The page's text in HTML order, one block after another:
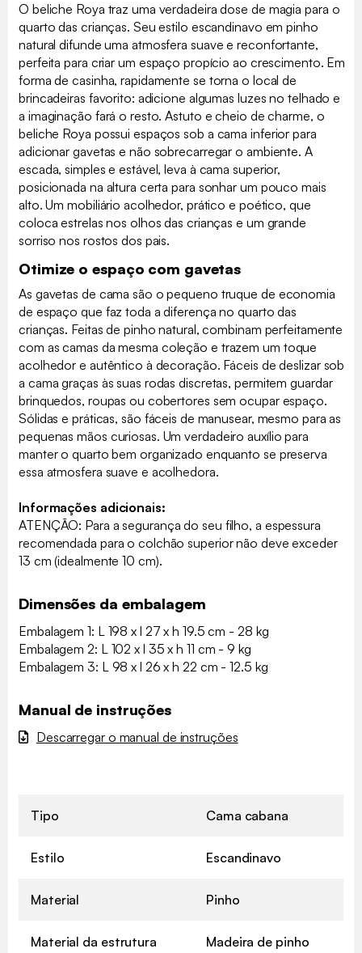
O beliche Roya traz uma verdadeira dose de magia para o
quarto das crianças. Seu estilo escandinavo em pinho
natural difunde uma atmosfera suave e reconfortante,
perfeita para criar um espaço propício ao crescimento. Em
forma de casinha, rapidamente se torna o local de
brincadeiras favorito: adicione algumas luzes no telhado e
a imaginação fará o resto. Astuto e cheio de charme, o
beliche Roya possui espaços sob a cama inferior para
adicionar gavetas e não sobrecarregar o ambiente. A
escada, simples e estável, leva à cama superior,
posicionada na altura certa para sonhar um pouco mais
alto. Um mobiliário acolhedor, prático e poético, que
coloca estrelas nos olhos das crianças e um grande
sorriso nos rostos dos pais.
Otimize o espaço com gavetas
As gavetas de cama são o pequeno truque de economia
de espaço que faz toda a diferença no quarto das
crianças. Feitas de pinho natural, combinam perfeitamente
com as camas da mesma coleção e trazem um toque
acolhedor e autêntico à decoração. Fáceis de deslizar sob
a cama graças às suas rodas discretas, permitem guardar
brinquedos, roupas ou cobertores sem ocupar espaço.
Sólidas e práticas, são fáceis de manusear, mesmo para as
pequenas mãos curiosas. Um verdadeiro auxílio para
manter o quarto bem organizado enquanto se preserva
essa atmosfera suave e acolhedora.
Informações adicionais:
ATENÇÃO: Para a segurança do seu filho, a espessura
recomendada para o colchão superior não deve exceder
13 cm (idealmente 10 cm).
Dimensões da embalagem
Embalagem 1: L 198 x l 27 x h 19.5 cm - 28 kg
Embalagem 2: L 102 x l 35 x h 11 cm - 9 kg
Embalagem 3: L 98 x l 26 x h 22 cm - 12.5 kg
Manual de instruções
Descarregar o manual de instruções
Tipo Cama cabana
Estilo Escandinavo
Material Pinho
Material da estrutura Madeira de pinho